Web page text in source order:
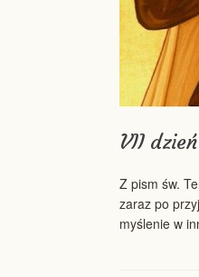
VII
Z pism św.
zaraz po
myślenie w